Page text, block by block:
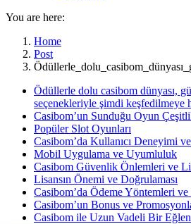
You are here:
Home
Post
Ödüllerle dolu casibom dünyası,
seçenekleriyle şimdi keşfedilmeye
Casibom’un Sunduğu Oyun
Popüler Slot Oyunları
Casibom’da Kullanıcı Deneyimi
Mobil Uygulama ve Uyumluluk
Casibom Güvenlik Önlemleri ve
Lisansın Önemi ve Doğrulaması
Casibom’da Ödeme Yöntemleri
Casibom’un Bonus ve
Casibom ile Uzun Vadeli Bir